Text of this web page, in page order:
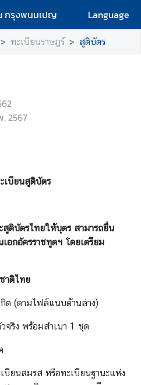
กรุงพนมเปญ
Language
ทะเบียนราษฎร์ สูติบัตร
2567
เบียนสูติบัตร
ติบัตรไทยให้บุตร สามารถยื่น
อกอัครราชทูตฯ โดยเตรียม
าติไทย
(ตามไฟล์แนบด้านล่าง)
ริง พร้อมสำเนา 1 ชุด
ด
ยนสมรส หรือทะเบียนฐานะแห่ง